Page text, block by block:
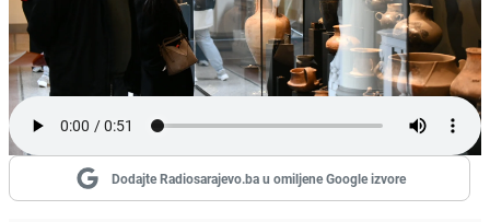
Dodajte Radiosarajevo.ba u omiljene Google izvore